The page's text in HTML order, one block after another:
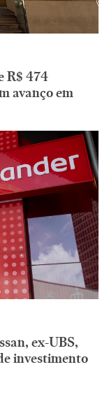
R$ 474
avanço em
ex-UBS,
investimento